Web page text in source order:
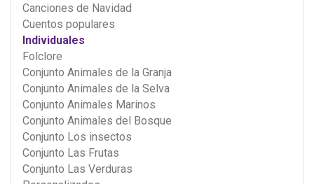
Canciones de Navidad
Cuentos populares
Individuales
Folclore
Conjunto Animales de la Granja
Conjunto Animales de la Selva
Conjunto Animales Marinos
Conjunto Animales del Bosque
Conjunto Los insectos
Conjunto Las Frutas
Conjunto Las Verduras